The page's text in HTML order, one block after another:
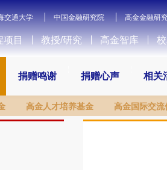
交通大学 中国金融研究院 高金金融研
项目 教授/研究 高金智库
高金人才培养基金 高金国际交流
捐赠鸣谢 捐赠心声 相关